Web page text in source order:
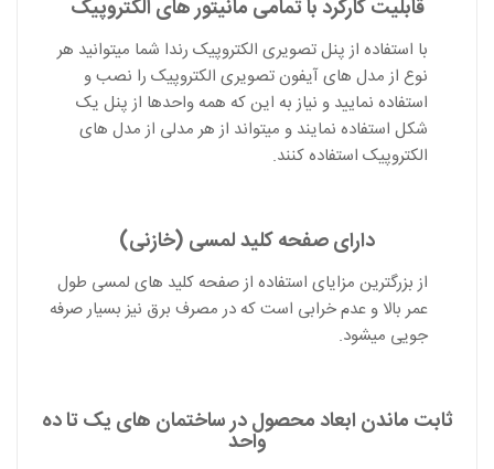
قابلیت کارکرد با تمامی مانیتور های الکتروپیک
با استفاده از پنل تصویری الکتروپیک رندا شما میتوانید هر
نوع از مدل های آیفون تصویری الکتروپیک را نصب و
استفاده نمایید و نیاز به این که همه واحدها از پنل یک
شکل استفاده نمایند و میتواند از هر مدلی از مدل های
الکتروپیک استفاده کنند.
دارای صفحه کلید لمسی (خازنی)
از بزرگترین مزایای استفاده از صفحه کلید های لمسی طول
عمر بالا و عدم خرابی است که در مصرف برق نیز بسیار صرفه
جویی میشود.
ثابت ماندن ابعاد محصول در ساختمان های یک تا ده
واحد